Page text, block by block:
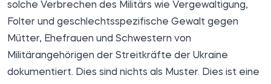
solche Verbrechen des Militärs wie Vergewaltigung,
Folter und geschlechtsspezifische Gewalt gegen
Mütter, Ehefrauen und Schwestern von
Militärangehörigen der Streitkräfte der Ukraine
dokumentiert. Dies sind nichts als Muster. Dies ist eine